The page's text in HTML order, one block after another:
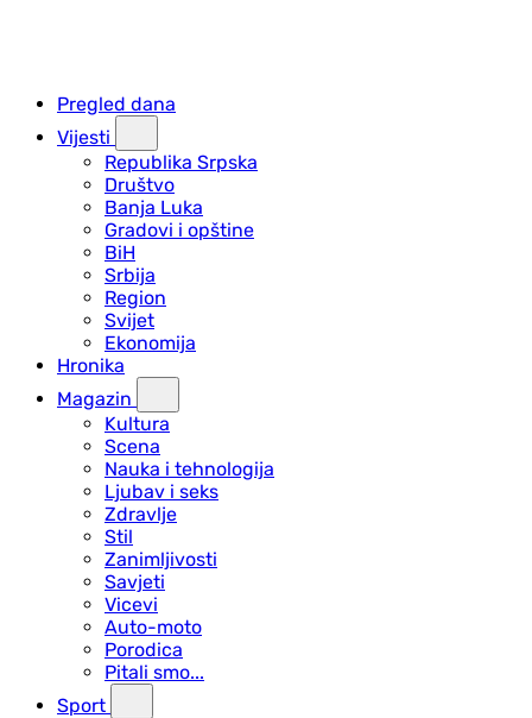
Pregled dana
Vijesti
Republika Srpska
Društvo
Banja Luka
Gradovi i opštine
BiH
Srbija
Region
Svijet
Ekonomija
Hronika
Magazin
Kultura
Scena
Nauka i tehnologija
Ljubav i seks
Zdravlje
Stil
Zanimljivosti
Savjeti
Vicevi
Auto-moto
Porodica
Pitali smo...
Sport